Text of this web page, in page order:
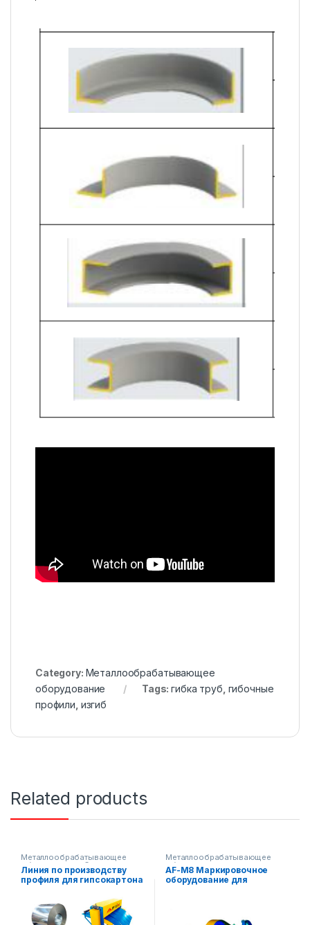
Category: Металлообрабатывающее
оборудование
Tags:гибка труб гибочные
профили изгиб
Related products
Металлообрабатывающее
оборудование Строительное
оборудование,Готовые
производственные линии
Линия по производству
профиля для гипсокартона
Металлообрабатывающее
оборудование
AF-M8 Маркировочное
оборудование для